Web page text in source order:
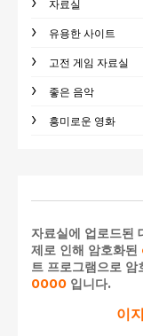
자료실
유용한 사이트
고전 게임 자료실
좋은 음악
흥미로운 영화
자료실에 업로드된
제로 인해 암호화된
트 프로그램으로
0000 입니다.
이